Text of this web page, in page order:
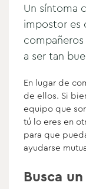
Un síntoma
impostor es
a ser tan
En lugar de
de ellos. Si
equipo que
tú lo eres en
para que
ayudarse
Busca